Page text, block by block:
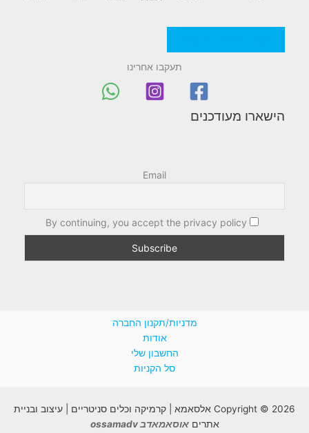
תעקבו אחרינו
הישארו מעודכנים
Email
By continuing, you accept the privacy policy
מדניות/תקנון החברה
אודות
החשבון שלי
סל הקניות
Copyright © 2026 אלסאמא | קרמיקה וכלים סניטריים | עיצוב ובניית
אתריםאוסאמאדב ossamadv